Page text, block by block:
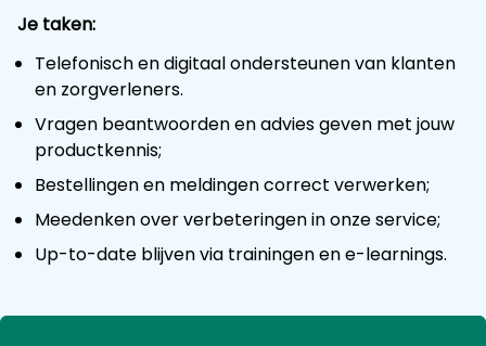
Je taken:
Telefonisch en digitaal ondersteunen van klanten
en zorgverleners.
Vragen beantwoorden en advies geven met jouw
productkennis;
Bestellingen en meldingen correct verwerken;
Meedenken over verbeteringen in onze service;
Up-to-date blijven via trainingen en e-learnings.